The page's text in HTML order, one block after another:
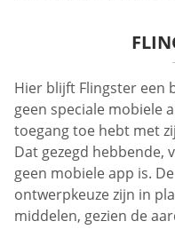
Hier blijft Flingster een
geen speciale mobiele
toegang toe hebt met
Dat gezegd hebbende,
geen mobiele app is.
ontwerpkeuze zijn in
middelen, gezien de